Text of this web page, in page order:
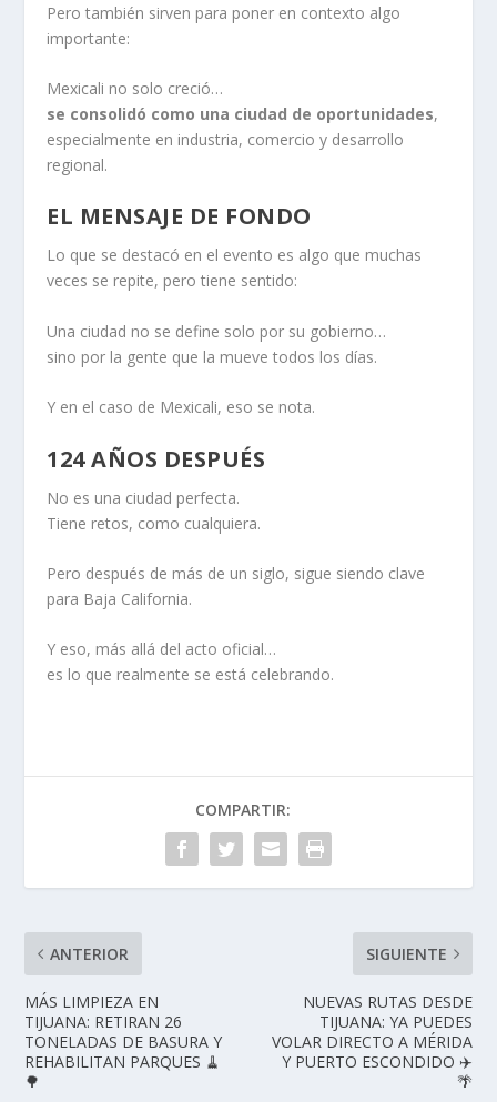
Pero también sirven para poner en contexto algo
importante:
Mexicali no solo creció…
se consolidó como una ciudad de oportunidades,
especialmente en industria, comercio y desarrollo
regional.
EL MENSAJE DE FONDO
Lo que se destacó en el evento es algo que muchas
veces se repite, pero tiene sentido:
Una ciudad no se define solo por su gobierno…
sino por la gente que la mueve todos los días.
Y en el caso de Mexicali, eso se nota.
124 AÑOS DESPUÉS
No es una ciudad perfecta.
Tiene retos, como cualquiera.
Pero después de más de un siglo, sigue siendo clave
para Baja California.
Y eso, más allá del acto oficial…
es lo que realmente se está celebrando.
COMPARTIR:
ANTERIOR
MÁS LIMPIEZA EN
TIJUANA: RETIRAN 26
TONELADAS DE BASURA Y
REHABILITAN PARQUES 🧹
🌳
SIGUIENTE
NUEVAS RUTAS DESDE
TIJUANA: YA PUEDES
VOLAR DIRECTO A MÉRIDA
Y PUERTO ESCONDIDO ✈️
🌴